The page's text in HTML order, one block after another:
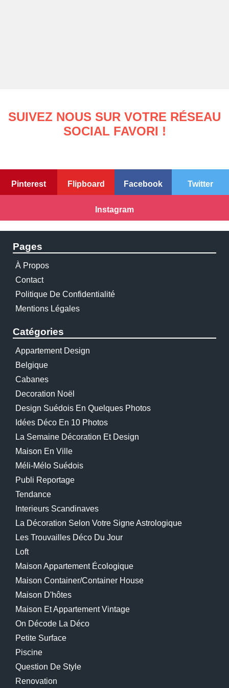
SUIVEZ NOUS SUR VOTRE RÉSEAU
SOCIAL FAVORI !
Pinterest Flipboard Facebook Twitter
Instagram
Pages
À Propos
Contact
Politique De Confidentialité
Mentions Légales
Catégories
Appartement Design
Belgique
Cabanes
Decoration Noël
Design Suédois En Quelques Photos
Idées Déco En 10 Photos
La Semaine Décoration Et Design
Maison En Ville
Méli-Mélo Suédois
Publi Reportage
Tendance
Interieurs Scandinaves
La Décoration Selon Votre Signe Astrologique
Les Trouvailles Déco Du Jour
Loft
Maison Appartement Écologique
Maison Container/container House
Maison D'hôtes
Maison Et Appartement Vintage
On Décode La Déco
Petite Surface
Piscine
Question De Style
Renovation